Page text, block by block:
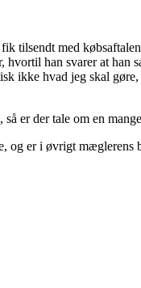
tilsendt med
han svarer at
ikke hvad jeg skal
er der tale om en
og er i øvrigt mæglerens